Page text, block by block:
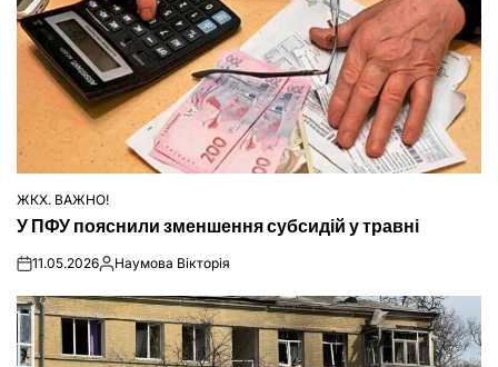
ОПУБЛІКУВАТИ
У
ЖКХ. ВАЖНО!
У ПФУ пояснили зменшення субсидій у травні
on11.05.2026Опубліковано
Наумова Вікторія